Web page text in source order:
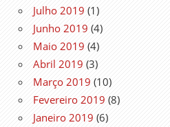
Julho 2019 (1)
Junho 2019 (4)
Maio 2019 (4)
Abril 2019 (3)
Março 2019 (10)
Fevereiro 2019 (8)
Janeiro 2019 (6)